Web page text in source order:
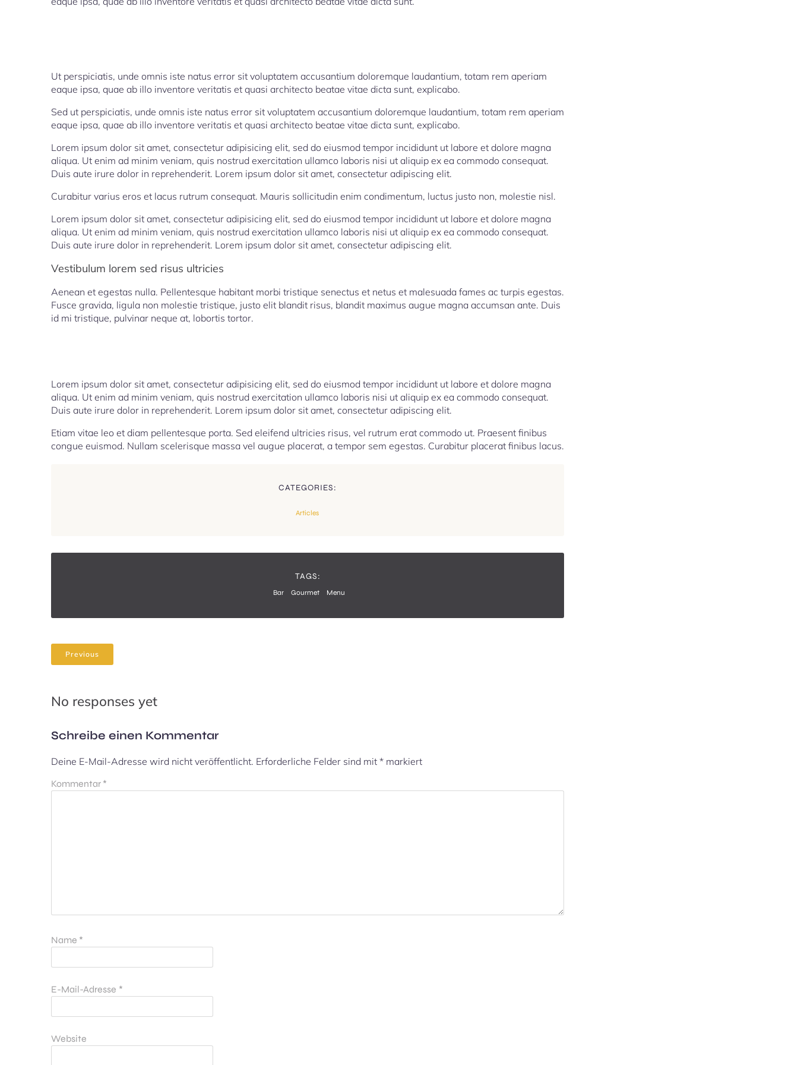
Ut perspiciatis, unde omnis iste natus error sit voluptatem accusantium doloremque laudantium, totam rem aperiam
eaque ipsa, quae ab illo inventore veritatis et quasi architecto beatae vitae dicta sunt, explicabo.
Sed ut perspiciatis, unde omnis iste natus error sit voluptatem accusantium doloremque laudantium, totam rem aperiam
eaque ipsa, quae ab illo inventore veritatis et quasi architecto beatae vitae dicta sunt, explicabo.
Lorem ipsum dolor sit amet, consectetur adipisicing elit, sed do eiusmod tempor incididunt ut labore et dolore magna
aliqua. Ut enim ad minim veniam, quis nostrud exercitation ullamco laboris nisi ut aliquip ex ea commodo consequat.
Duis aute irure dolor in reprehenderit. Lorem ipsum dolor sit amet, consectetur adipiscing elit.
Curabitur varius eros et lacus rutrum consequat. Mauris sollicitudin enim condimentum, luctus justo non, molestie nisl.
Lorem ipsum dolor sit amet, consectetur adipisicing elit, sed do eiusmod tempor incididunt ut labore et dolore magna
aliqua. Ut enim ad minim veniam, quis nostrud exercitation ullamco laboris nisi ut aliquip ex ea commodo consequat.
Duis aute irure dolor in reprehenderit. Lorem ipsum dolor sit amet, consectetur adipiscing elit.
Vestibulum lorem sed risus ultricies
Aenean et egestas nulla. Pellentesque habitant morbi tristique senectus et netus et malesuada fames ac turpis egestas.
Fusce gravida, ligula non molestie tristique, justo elit blandit risus, blandit maximus augue magna accumsan ante. Duis
id mi tristique, pulvinar neque at, lobortis tortor.
Lorem ipsum dolor sit amet, consectetur adipisicing elit, sed do eiusmod tempor incididunt ut labore et dolore magna
aliqua. Ut enim ad minim veniam, quis nostrud exercitation ullamco laboris nisi ut aliquip ex ea commodo consequat.
Duis aute irure dolor in reprehenderit. Lorem ipsum dolor sit amet, consectetur adipiscing elit.
Etiam vitae leo et diam pellentesque porta. Sed eleifend ultricies risus, vel rutrum erat commodo ut. Praesent finibus
congue euismod. Nullam scelerisque massa vel augue placerat, a tempor sem egestas. Curabitur placerat finibus lacus.
CATEGORIES:
Articles
TAGS:
Bar Gourmet Menu
Previous
No responses yet
Schreibe einen Kommentar
Deine E-Mail-Adresse wird nicht veröffentlicht. Erforderliche Felder sind mit * markiert
Kommentar *
Name *
E-Mail-Adresse *
Website